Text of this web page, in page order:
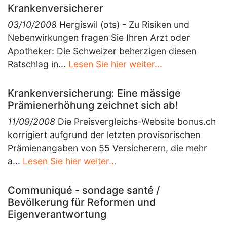
Krankenversicherer
03/10/2008 Hergiswil (ots) - Zu Risiken und
Nebenwirkungen fragen Sie Ihren Arzt oder
Apotheker: Die Schweizer beherzigen diesen
Ratschlag in... Lesen Sie hier weiter...
Krankenversicherung: Eine mässige
Prämienerhöhung zeichnet sich ab!
11/09/2008 Die Preisvergleichs-Website bonus.ch
korrigiert aufgrund der letzten provisorischen
Prämienangaben von 55 Versicherern, die mehr
a... Lesen Sie hier weiter...
Communiqué - sondage santé /
Bevölkerung für Reformen und
Eigenverantwortung